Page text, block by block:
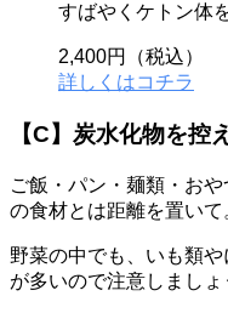
すばやくケトン体
2,400円（税込）
詳しくはコチラ
【C】炭水化物を
ご飯・パン・麺類・お
の食材とは距離を置いて
野菜の中でも、 いも類
が多いので注意しましょ